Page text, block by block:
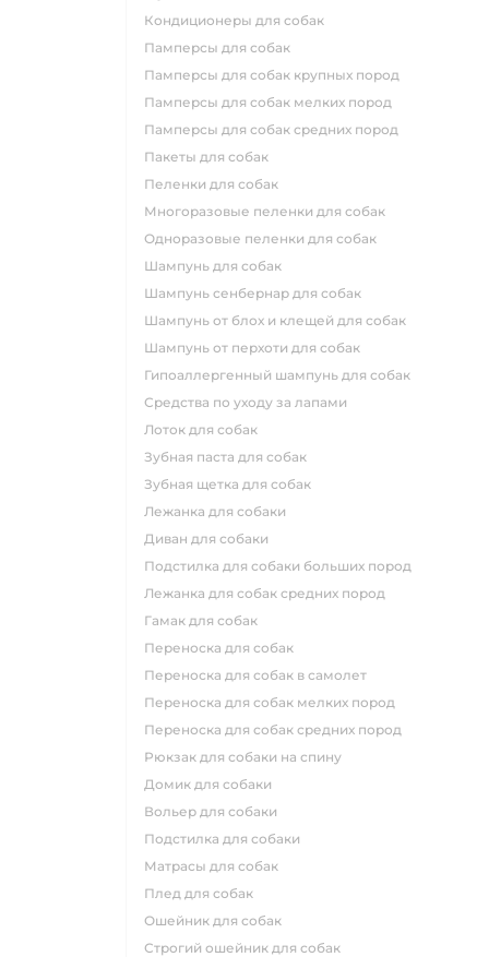
кондиционеры для собак
памперсы для собак
памперсы для собак крупных пород
памперсы для собак мелких пород
памперсы для собак средних пород
пакеты для собак
пеленки для собак
многоразовые пеленки для собак
одноразовые пеленки для собак
шампунь для собак
шампунь сенбернар для собак
шампунь от блох и клещей для собак
шампунь от перхоти для собак
гипоаллергенный шампунь для собак
средства по уходу за лапами
лоток для собак
зубная паста для собак
зубная щетка для собак
лежанка для собаки
диван для собаки
подстилка для собаки больших пород
лежанка для собак средних пород
гамак для собак
переноска для собак
переноска для собак в самолет
переноска для собак мелких пород
переноска для собак средних пород
рюкзак для собаки на спину
домик для собаки
вольер для собаки
подстилка для собаки
матрасы для собак
плед для собак
ошейник для собак
строгий ошейник для собак